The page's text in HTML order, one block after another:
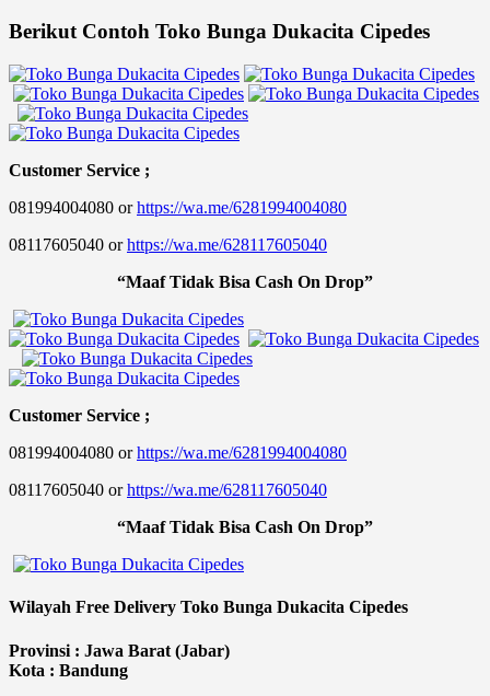
Berikut Contoh Toko Bunga Dukacita Cipedes
Customer Service ;
081994004080 orhttps://wa.me/6281994004080
08117605040 orhttps://wa.me/628117605040
“Maaf Tidak Bisa Cash On Drop”
Customer Service ;
081994004080 orhttps://wa.me/6281994004080
08117605040 orhttps://wa.me/628117605040
“Maaf Tidak Bisa Cash On Drop”
Wilayah Free Delivery Toko Bunga Dukacita Cipedes
Provinsi : Jawa Barat (Jabar)
Kota : Bandung